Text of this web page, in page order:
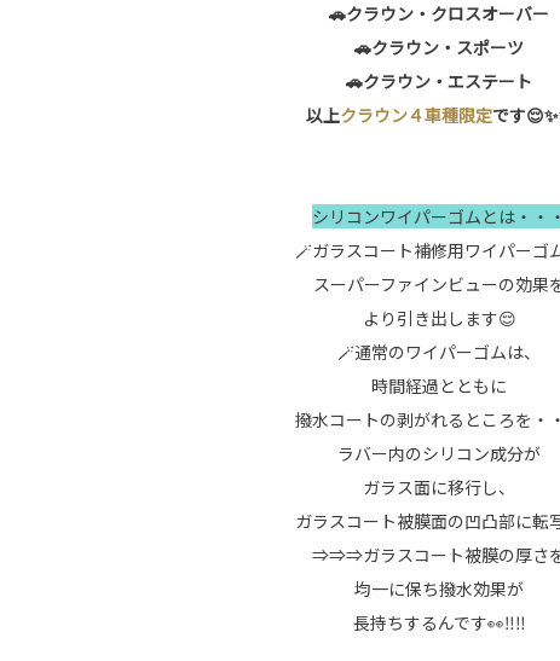
🚗クラウン・クロスオーバー
🚗クラウン・スポーツ
🚗クラウン・エステート
以上クラウン４車種限定です
シリコンワイパーゴムとは・・・
🪄ガラスコート補修用ワイパーゴ
スーパーファインビューの効果
より引き出します😌
🪄通常のワイパーゴムは、
時間経過とともに
撥水コートの剥がれるところを・
ラバー内のシリコン成分が
ガラス面に移行し、
ガラスコート被膜面の凹凸部に転
⇒⇒⇒ガラスコート被膜の厚さ
均一に保ち撥水効果が
長持ちするんです👀‼️‼️